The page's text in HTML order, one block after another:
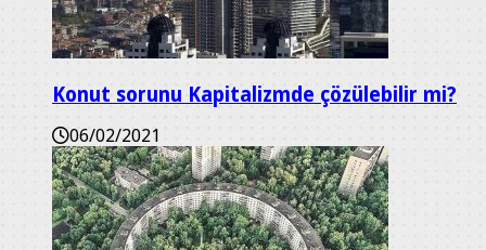
Konut sorunu Kapitalizmde çözülebilir mi?
06/02/2021